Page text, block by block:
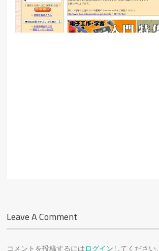
Leave A Comment
コメントを投稿するにはログイン してください。